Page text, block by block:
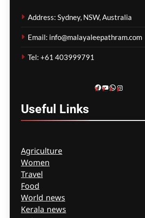
നടപടിക്രമങ്ങൾ
Address: Sydney, NSW, Australia
Email: info@malayaleepathram.com
Tel: +61 403999791
Facebook
YouTube
WhatsApp
Instagram
Useful Links
Agriculture
Women
Travel
Food
World news
Kerala news